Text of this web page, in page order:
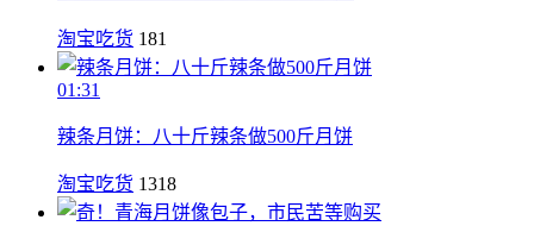
淘宝吃货 181
01:31
辣条月饼：八十斤辣条做500斤月饼
淘宝吃货 1318